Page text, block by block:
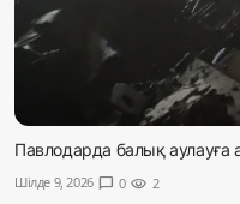
Павлодарда балық аулауға
Шілде 9, 2026 chat_bubble 0 visibility 2